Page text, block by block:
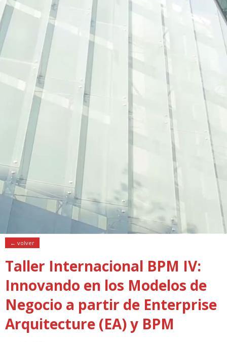
← volver
Taller Internacional BPM IV:
Innovando en los Modelos de
Negocio a partir de Enterprise
Arquitecture (EA) y BPM